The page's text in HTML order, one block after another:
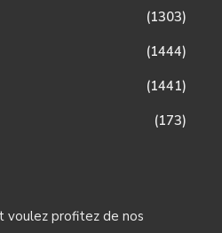
(1303)
(1444)
(1441)
(173)
voulez profitez de nos